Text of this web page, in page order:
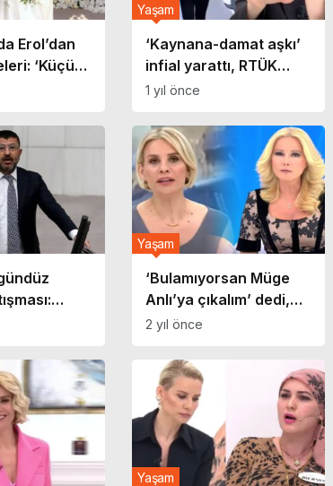
Erol’dan
‘Küçük
‘Kaynana-damat aşkı’
infial yarattı, RTÜK
inceleme başlattı: Esra
Yaşam
1 yıl önce
Esra
‘Bulamıyorsan Müge
Anlı’ya çıkalım’ dedi,
ortalık karıştı! Esra Erol
gerilim
Yaşam
2 yıl önce
Yaşam